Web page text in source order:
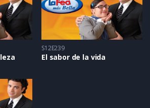
S12E239
El sabor de la vida